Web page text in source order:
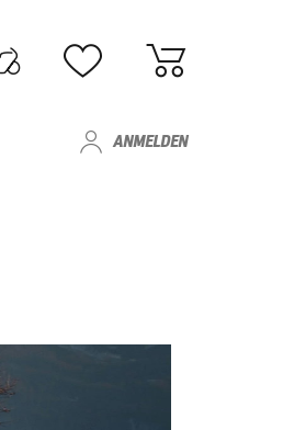
ANMELDEN